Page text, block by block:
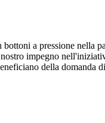
a pressione nella
impegno
della domanda